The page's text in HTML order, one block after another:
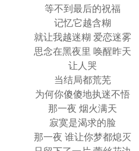
等不到最后的祝福
记忆它越含糊
就让我越迷糊 爱恋迷雾
思念在黑夜里 唤醒昨天
让人哭
当结局都荒芜
为何你傻傻地执迷不悟
那一夜 烟火满天
寂寞是渴求的脸
那一夜 谁让你梦都熄灭